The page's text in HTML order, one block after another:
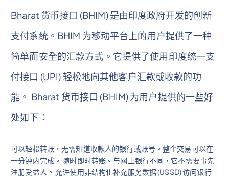
Bharat 货币接口 (BHIM) 是由印度政府开发的创新
支付系统。BHIM 为移动平台上的用户提供了一种
简单而安全的汇款方式。它提供了使用印度统一支
付接口 (UPI) 轻松地向其他客户汇款或收款的功
能。 Bharat 货币接口 (BHIM) 为用户提供的一些好
处如下：
可以轻松转账，无需知道收款人的银行或账号。整个交易可以在
一分钟内完成。 随时即时转账。与网上银行不同，它不需要事先
注册受益人。 允许使用非结构化补充服务数据 (USSD) 访问银行